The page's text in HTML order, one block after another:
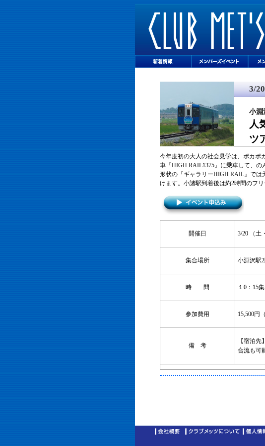
3/
小淵
人
ツ
今年度初の大人の社会見学は、ポカポ
車『HIGH RAIL1375』に乗車して、
形状の『ギャラリーHIGH RAIL』では
けます。小諸駅到着後は約2時間のフ
開催日 3/20 （土
集合場所 小淵沢駅
時 間 １0：15
参加費用 15,500円
備 考
【宿泊先】
合流も可